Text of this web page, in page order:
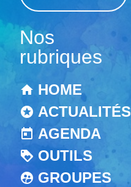
Nos
rubriques
HOME
ACTUALITÉS
AGENDA
OUTILS
GROUPES